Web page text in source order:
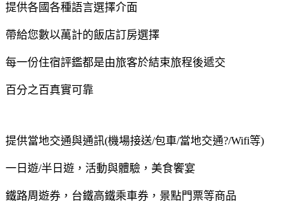
提供各國各種語言選擇介面
帶給您數以萬計的飯店訂房選擇
每一份住宿評鑑都是由旅客於結束旅程後遞交
百分之百真實可靠
提供當地交通與通訊(機場接送/包車/當地交通?/Wifi等)
一日遊/半日遊，活動與體驗，美食饗宴
鐵路周遊券，台鐵高鐵乘車券，景點門票等商品